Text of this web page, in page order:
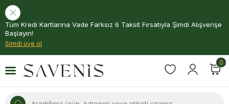
Tüm Kredi Kartlarına Vade Farksız 6 Taksit Fırsatıyla Şimdi Alışverişe
Başlayın!
Şimdi üye ol
0